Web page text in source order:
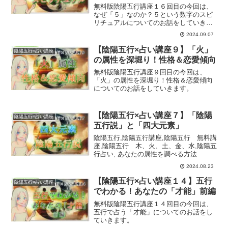
無料版陰陽五行講座１６回目の今回は、
なぜ「５」なのか？５という数字のスピ
リチュアルについてのお話をしていきま
2024.09.07
陰陽五行×占い講座
【陰陽五行×占い講座９】「火」
の属性を深堀り！性格＆恋愛傾向
無料版陰陽五行講座９回目の今回は、
「火」の属性を深堀り！性格＆恋愛傾向
についてのお話をしていきます。
陰陽五行×占い講座
【陰陽五行×占い講座７】「陰陽
五行説」と「四大元素」
陰陽五行,陰陽五行講座,陰陽五行 無料講
座,陰陽五行 木、火、土、金、水,陰陽五
行占い, あなたの属性を調べる方法
2024.08.23
陰陽五行×占い講座
【陰陽五行×占い講座１４】五行
でわかる！あなたの「才能」前編
無料版陰陽五行講座１４回目の今回は、
五行で占う「才能」についてのお話をし
ていきます。